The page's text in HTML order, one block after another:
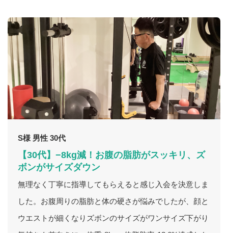
S様 男性 30代
【30代】−8kg減！お腹の脂肪がスッキリ、ズ
ボンがサイズダウン
無理なく丁寧に指導してもらえると感じ入会を決意しま
した。お腹周りの脂肪と体の硬さが悩みでしたが、顔と
ウエストが細くなりズボンのサイズがワンサイズ下がり